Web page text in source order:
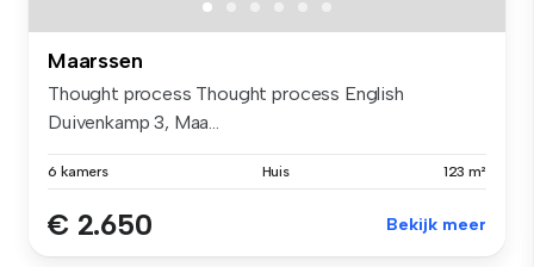
Maarssen
Thought process Thought process English
Duivenkamp 3, Maa...
6 kamers Huis 123 m²
€ 2.650 Bekijk meer